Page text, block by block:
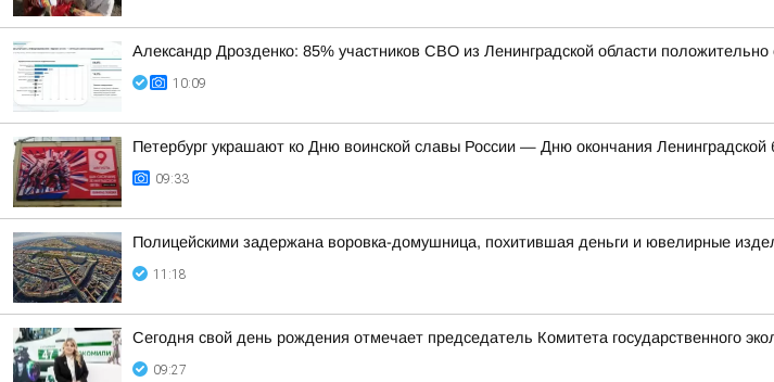
Александр Дрозденко: 85% участников СВО из Ленинградской области
10:09
Петербург украшают ко Дню воинской славы России — Дню окончания Ленинградской
09:33
Полицейскими задержана воровка-домушница, похитившая деньги и ювелирные
11:18
Сегодня свой день рождения отмечает председатель Комитета государственного
09:27